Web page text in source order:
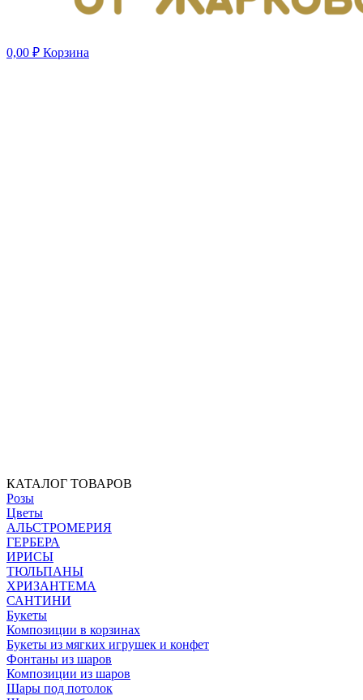
0,00 ₽ Корзина
КАТАЛОГ ТОВАРОВ
Розы
Цветы
АЛЬСТРОМЕРИЯ
ГЕРБЕРА
ИРИСЫ
ТЮЛЬПАНЫ
ХРИЗАНТЕМА
САНТИНИ
Букеты
Композиции в корзинах
Букеты из мягких игрушек и конфет
Фонтаны из шаров
Композиции из шаров
Шары под потолок